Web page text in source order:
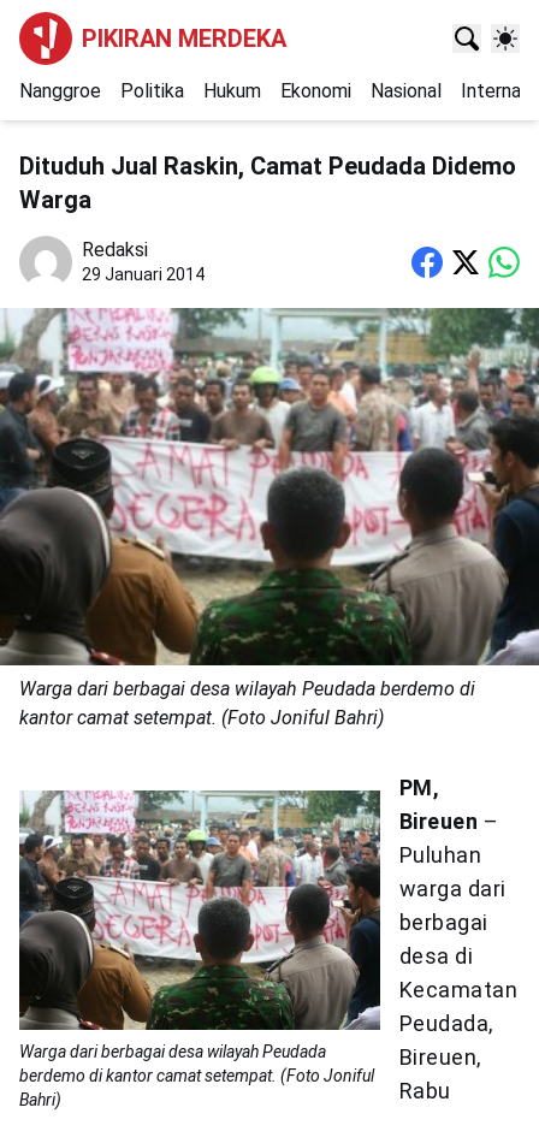
PIKIRAN MERDEKA
Nanggroe Politika Hukum Ekonomi Nasional
Dituduh Jual Raskin, Camat Peudada Didemo
Warga
Redaksi
29 Januari 2014
Warga dari berbagai desa wilayah Peudada berdemo di
kantor camat setempat. (Foto Joniful Bahri)
Warga dari berbagai desa wilayah Peudada
berdemo di kantor camat setempat. (Foto Joniful
Bahri)
PM,
Bireuen –
Puluhan
warga dari
berbagai
desa di
Kecamatan
Peudada,
Bireuen,
Rabu